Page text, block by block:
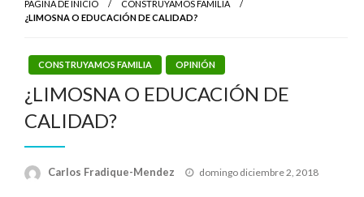
PÁGINA DE INICIO
CONSTRUYAMOS FAMILIA
¿LIMOSNA O EDUCACIÓN DE CALIDAD?
CONSTRUYAMOS FAMILIA OPINIÓN
¿LIMOSNA O EDUCACIÓN DE
CALIDAD?
Carlos Fradique-Mendez
Publicado
domingo diciembre 2, 2018